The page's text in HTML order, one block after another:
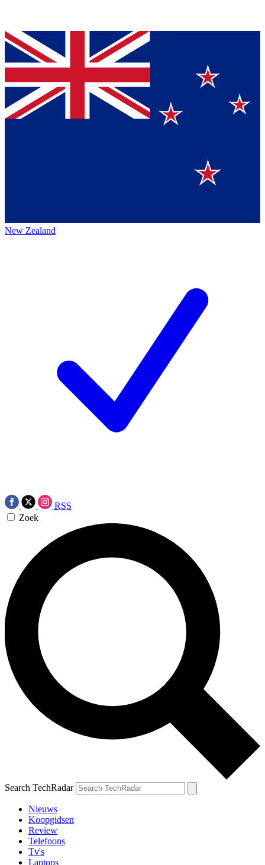
New Zealand
RSS
Zoek
Search TechRadar
Nieuws
Koopgidsen
Review
Telefoons
Tv's
Laptops